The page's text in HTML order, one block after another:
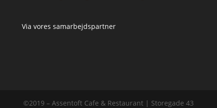
Via vores samarbejdspartner
©2019 – Assentoft Cafe & Restaurant | Storegade 43